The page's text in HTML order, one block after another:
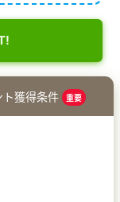
ト獲得条件 重要